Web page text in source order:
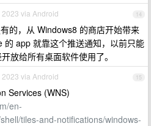
14
2023 via Android
的，从 Windows8 的商店开始带来
的 app 就靠这个推送通知，以前只能
放给所有桌面软件使用了。
15
2023 via Android
Services (WNS)
en-
tiles-and-notifications/windows-